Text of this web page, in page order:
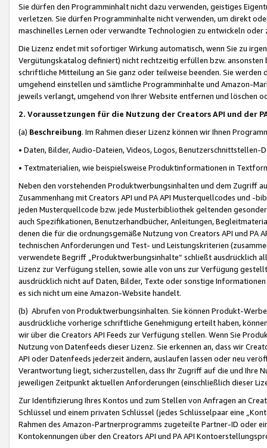
Sie dürfen den Programminhalt nicht dazu verwenden, geistiges
verletzen. Sie dürfen Programminhalte nicht verwenden, um direkt
maschinelles Lernen oder verwandte Technologien zu entwickeln
Die Lizenz endet mit sofortiger Wirkung automatisch, wenn Sie zu
Vergütungskatalog definiert) nicht rechtzeitig erfüllen bzw. ansonsten
schriftliche Mitteilung an Sie ganz oder teilweise beenden. Sie werden
umgehend einstellen und sämtliche Programminhalte und Amazon-
jeweils verlangt, umgehend von Ihrer Website entfernen und löschen
2. Voraussetzungen für die Nutzung der Creators API und der
(a) Beschreibung. Im Rahmen dieser Lizenz können wir Ihnen
• Daten, Bilder, Audio-Dateien, Videos, Logos, Benutzerschnittstellen-
• Textmaterialien, wie beispielsweise Produktinformationen in
Neben den vorstehenden Produktwerbungsinhalten und dem Zugriff
Zusammenhang mit Creators API und PA API Musterquellcodes und
jeden Musterquellcode bzw. jede Musterbibliothek geltenden
auch Spezifikationen, Benutzerhandbücher, Anleitungen,
denen die für die ordnungsgemäße Nutzung von Creators API und PA
technischen Anforderungen und Test- und Leistungskriterien
verwendete Begriff „Produktwerbungsinhalte“ schließt ausdrücklich
Lizenz zur Verfügung stellen, sowie alle von uns zur Verfügung
ausdrücklich nicht auf Daten, Bilder, Texte oder sonstige
es sich nicht um eine Amazon-Website handelt.
(b) Abrufen von Produktwerbungsinhalten. Sie können Produkt-
ausdrückliche vorherige schriftliche Genehmigung erteilt haben,
wir über die Creators API Feeds zur Verfügung stellen. Wenn Sie
Nutzung von Datenfeeds dieser Lizenz. Sie erkennen an, dass wir
API oder Datenfeeds jederzeit ändern, auslaufen lassen oder neu
Verantwortung liegt, sicherzustellen, dass Ihr Zugriff auf die und Ihre
jeweiligen Zeitpunkt aktuellen Anforderungen (einschließlich dieser
Zur Identifizierung Ihres Kontos und zum Stellen von Anfragen an
Schlüssel und einem privaten Schlüssel (jedes Schlüsselpaar eine
Rahmen des Amazon-Partnerprogramms zugeteilte Partner-ID oder
Kontokennungen über den Creators API und PA API